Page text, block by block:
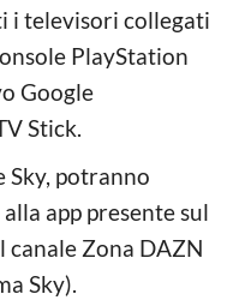
i televisori collegati
PlayStation
Google
Stick.
Sky, potranno
app presente sul
canale Zona DAZN
Sky).